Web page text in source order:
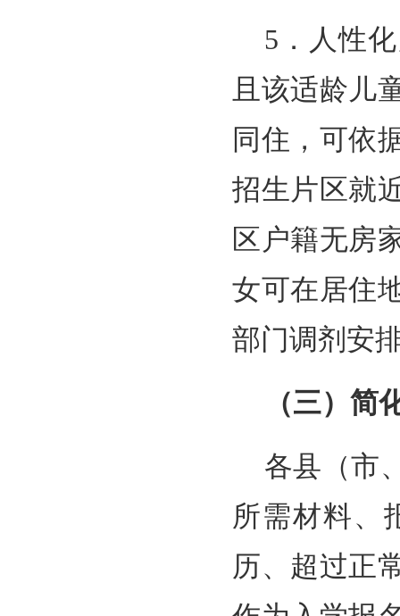
5．人性
且该适龄儿
同住，可依
招生片区就
区户籍无房
女可在居住
部门调剂安
（三）简
各县（市
所需材料、
历、超过正